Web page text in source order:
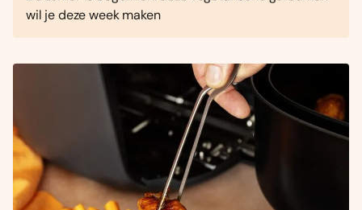
wil je deze week maken